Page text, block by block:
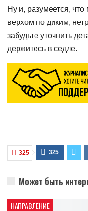
Ну и, разумеется,
верхом по диким,
забудьте уточнить
держитесь в седле.
325 325
Может быть
НАПРАВЛЕНИЕ